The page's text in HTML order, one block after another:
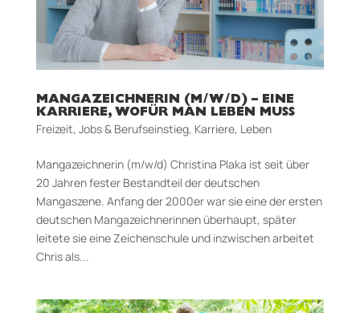
MANGAZEICHNERIN (M/W/D) – EINE
KARRIERE, WOFÜR MAN LEBEN MUSS
Freizeit, Jobs & Berufseinstieg, Karriere, Leben
Mangazeichnerin (m/w/d) Christina Plaka ist seit über
20 Jahren fester Bestandteil der deutschen
Mangaszene. Anfang der 2000er war sie eine der ersten
deutschen Mangazeichnerinnen überhaupt, später
leitete sie eine Zeichenschule und inzwischen arbeitet
Chris als...